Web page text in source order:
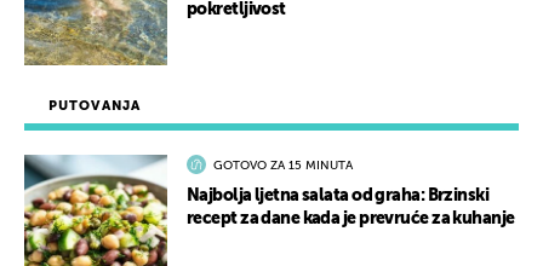
PUTOVANJA
GOTOVO ZA 15 MINUTA
Najbolja ljetna salata od graha: Brzinski
recept za dane kada je prevruće za kuhanje
pokretljivost